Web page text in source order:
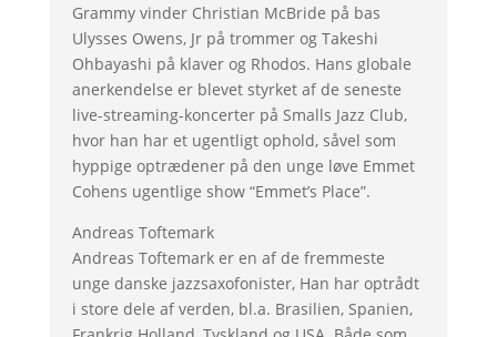
Grammy vinder Christian McBride på bas
Ulysses Owens, Jr på trommer og Takeshi
Ohbayashi på klaver og Rhodos. Hans globale
anerkendelse er blevet styrket af de seneste
live-streaming-koncerter på Smalls Jazz Club,
hvor han har et ugentligt ophold, såvel som
hyppige optrædener på den unge løve Emmet
Cohens ugentlige show “Emmet’s Place”.
Andreas Toftemark
Andreas Toftemark er en af de fremmeste
unge danske jazzsaxofonister, Han har optrådt
i store dele af verden, bl.a. Brasilien, Spanien,